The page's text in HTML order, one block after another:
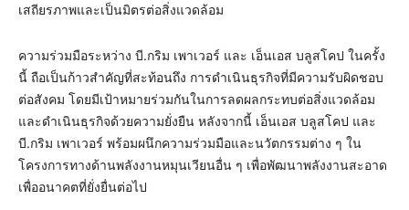
เสถียรภาพและเป็นมิตรต่อสิ่งแวดล้อม
ความร่วมมือระหว่าง บี.กริม เพาเวอร์ และ เอ็นเอส บลูสโคป ในครั้ง
นี้ ถือเป็นก้าวสำคัญที่สะท้อนถึง การดำเนินธุรกิจที่มีความรับผิดชอบ
ต่อสังคม โดยมีเป้าหมายร่วมกันในการลดผลกระทบต่อสิ่งแวดล้อม
และดำเนินธุรกิจด้วยความยั่งยืน หลังจากนี้ เอ็นเอส บลูสโคป และ
บี.กริม เพาเวอร์ พร้อมผนึกความร่วมมือและนวัตกรรมต่าง ๆ ใน
โครงการทางด้านพลังงานหมุนเวียนอื่น ๆ เพื่อพัฒนาพลังงานสะอาด
เพื่ออนาคตที่ยั่งยื่นต่อไป